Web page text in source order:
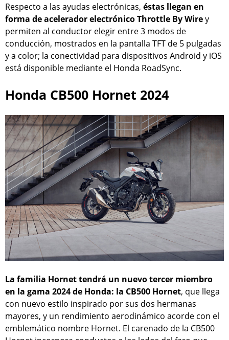
Respecto a las ayudas electrónicas, éstas llegan en
forma de acelerador electrónico Throttle By Wirey
permiten al conductor elegir entre 3 modos de
conducción, mostrados en la pantalla TFT de 5 pulgadas
y a color; la conectividad para dispositivos Android y iOS
está disponible mediante el Honda RoadSync.
Honda CB500 Hornet 2024
La familia Hornet tendrá un nuevo tercer miembro
en la gama 2024 de Honda: la CB500 Hornet, que llega
con nuevo estilo inspirado por sus dos hermanas
mayores, y un rendimiento aerodinámico acorde con el
emblemático nombre Hornet. El carenado de la CB500